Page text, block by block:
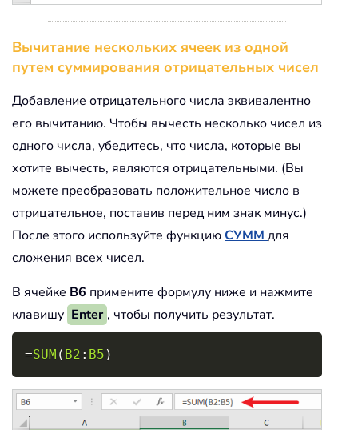
Вычитание нескольких ячеек из одной
путем суммирования отрицательных чисел
Добавление отрицательного числа эквивалентно
его вычитанию. Чтобы вычесть несколько чисел из
одного числа, убедитесь, что числа, которые вы
хотите вычесть, являются отрицательными. (Вы
можете преобразовать положительное число в
отрицательное, поставив перед ним знак минус.)
После этого используйте функциюСУММ для
сложения всех чисел.
В ячейке B6 примените формулу ниже и нажмите
клавишу Enter , чтобы получить результат.
=SUM ( B2 : B5 )